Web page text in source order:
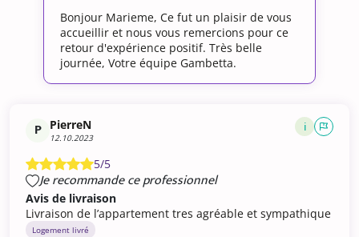
Bonjour Marieme, Ce fut un plaisir de vous
accueillir et nous vous remercions pour ce
retour d'expérience positif. Très belle
journée, Votre équipe Gambetta.
P PierreN
12.10.2023
i
5/5
Je recommande ce professionnel
Avis de livraison
Livraison de l’appartement tres agréable et sympathique
Logement livré